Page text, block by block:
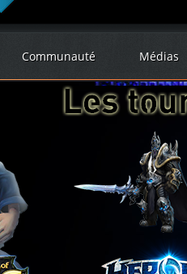
Communauté Médias